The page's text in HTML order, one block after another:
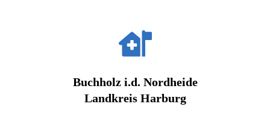
Buchholz i.d. Nordheide
Landkreis Harburg